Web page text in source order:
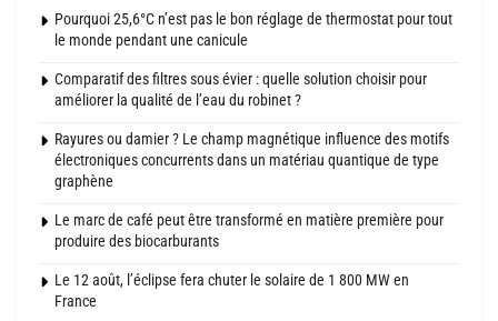
Pourquoi 25,6°C n’est pas le bon réglage de thermostat pour tout
le monde pendant une canicule
Comparatif des filtres sous évier : quelle solution choisir pour
améliorer la qualité de l’eau du robinet ?
Rayures ou damier ? Le champ magnétique influence des motifs
électroniques concurrents dans un matériau quantique de type
graphène
Le marc de café peut être transformé en matière première pour
produire des biocarburants
Le 12 août, l’éclipse fera chuter le solaire de 1 800 MW en
France